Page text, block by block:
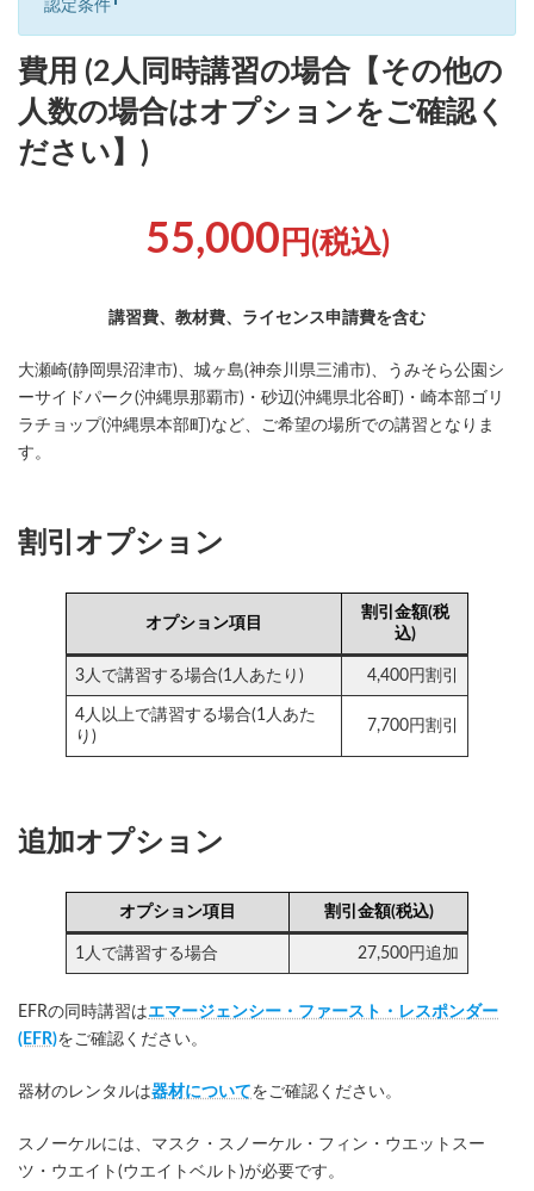
認定条件
費用 (2人同時講習の場合【その他の
人数の場合はオプションをご確認く
ださい】)
55,000 円(税込)
講習費、教材費、ライセンス申請費を含む
大瀬崎(静岡県沼津市)、城ヶ島(神奈川県三浦市)、うみそら公園シ
ーサイドパーク(沖縄県那覇市)・砂辺(沖縄県北谷町)・崎本部ゴリ
ラチョップ(沖縄県本部町)など、ご希望の場所での講習となりま
す。
割引オプション
オプション項目
割引金額(税
込)
3人で講習する場合(1人あたり) 4,400円割引
4人以上で講習する場合(1人あた
り)
7,700円割引
追加オプション
オプション項目 割引金額(税込)
1人で講習する場合 27,500円追加
EFRの同時講習はエマージェンシー・ファースト・レスポンダー
(EFR)をご確認ください。
器材のレンタルは器材についてをご確認ください。
スノーケルには、マスク・スノーケル・フィン・ウエットスー
ツ・ウエイト(ウエイトベルト)が必要です。